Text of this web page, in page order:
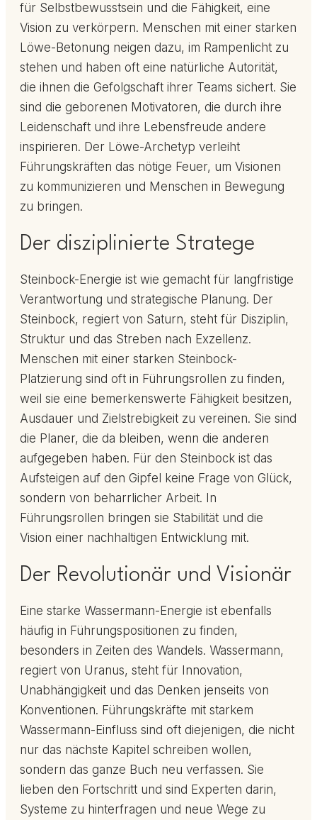
für Selbstbewusstsein und die Fähigkeit, eine
Vision zu verkörpern. Menschen mit einer starken
Löwe-Betonung neigen dazu, im Rampenlicht zu
stehen und haben oft eine natürliche Autorität,
die ihnen die Gefolgschaft ihrer Teams sichert. Sie
sind die geborenen Motivatoren, die durch ihre
Leidenschaft und ihre Lebensfreude andere
inspirieren. Der Löwe-Archetyp verleiht
Führungskräften das nötige Feuer, um Visionen
zu kommunizieren und Menschen in Bewegung
zu bringen.
Der disziplinierte Stratege
Steinbock-Energie ist wie gemacht für langfristige
Verantwortung und strategische Planung. Der
Steinbock, regiert von Saturn, steht für Disziplin,
Struktur und das Streben nach Exzellenz.
Menschen mit einer starken Steinbock-
Platzierung sind oft in Führungsrollen zu finden,
weil sie eine bemerkenswerte Fähigkeit besitzen,
Ausdauer und Zielstrebigkeit zu vereinen. Sie sind
die Planer, die da bleiben, wenn die anderen
aufgegeben haben. Für den Steinbock ist das
Aufsteigen auf den Gipfel keine Frage von Glück,
sondern von beharrlicher Arbeit. In
Führungsrollen bringen sie Stabilität und die
Vision einer nachhaltigen Entwicklung mit.
Der Revolutionär und Visionär
Eine starke Wassermann-Energie ist ebenfalls
häufig in Führungspositionen zu finden,
besonders in Zeiten des Wandels. Wassermann,
regiert von Uranus, steht für Innovation,
Unabhängigkeit und das Denken jenseits von
Konventionen. Führungskräfte mit starkem
Wassermann-Einfluss sind oft diejenigen, die nicht
nur das nächste Kapitel schreiben wollen,
sondern das ganze Buch neu verfassen. Sie
lieben den Fortschritt und sind Experten darin,
Systeme zu hinterfragen und neue Wege zu